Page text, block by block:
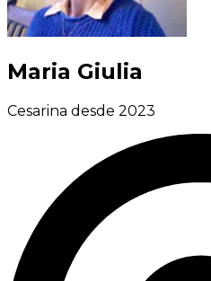
Maria Giulia
Cesarina desde 2023